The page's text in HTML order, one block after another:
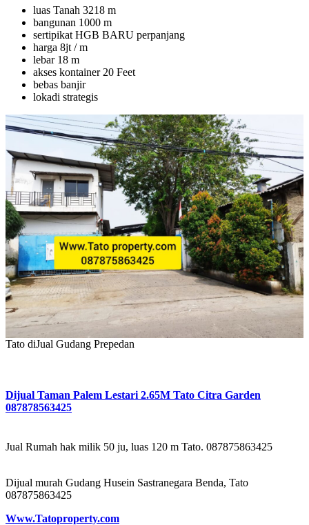
luas Tanah 3218 m
bangunan 1000 m
sertipikat HGB BARU perpanjang
harga 8jt / m
lebar 18 m
akses kontainer 20 Feet
bebas banjir
lokadi strategis
Tato diJual Gudang Prepedan
Dijual Taman Palem Lestari 2.65M Tato Citra Garden
087878563425
Jual Rumah hak milik 50 ju, luas 120 m Tato. 087875863425
Dijual murah Gudang Husein Sastranegara Benda, Tato
087875863425
Www.Tatoproperty.com